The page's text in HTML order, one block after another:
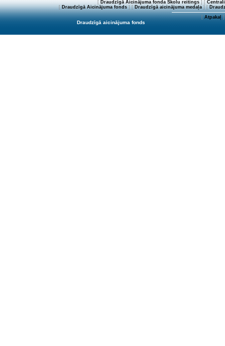
[ Draudzīgā Aicinājuma fonda Skolu reitings] [
[Draudzīgā Aicinājuma fonds] [Draudzīgā aicinājuma medaļa] [
[Atpakaļ]
Draudzīgā aicinājuma fonds